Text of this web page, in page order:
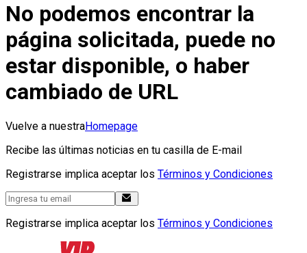
No podemos encontrar la
página solicitada, puede no
estar disponible, o haber
cambiado de URL
Vuelve a nuestraHomepage
Recibe las últimas noticias en tu casilla de E-mail
Registrarse implica aceptar los Términos y Condiciones
Registrarse implica aceptar los Términos y Condiciones